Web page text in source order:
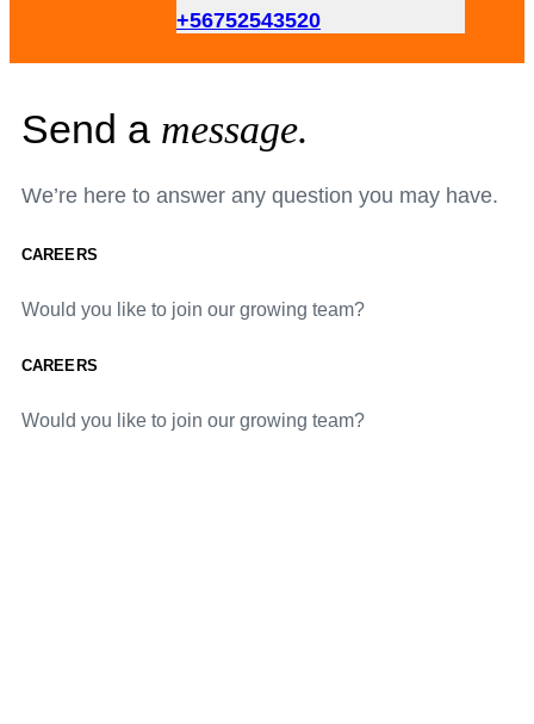
+56752543520
Send a message.
We’re here to answer any question you may have.
CAREERS
Would you like to join our growing team?
CAREERS
Would you like to join our growing team?